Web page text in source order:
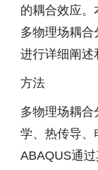
的耦合效应
多物理场耦合
进行详细阐述
方法
多物理场耦合
学、热传导、
ABAQUS通